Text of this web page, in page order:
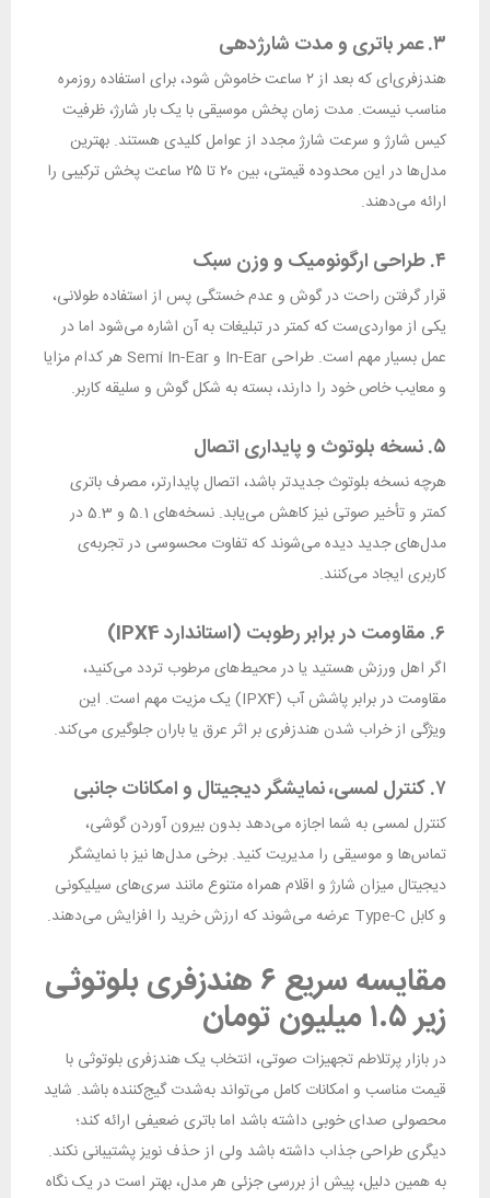
۳. عمر باتری و مدت شارژدهی
هندزفری‌ای که بعد از ۲ ساعت خاموش شود، برای استفاده روزمره
مناسب نیست. مدت زمان پخش موسیقی با یک بار شارژ، ظرفیت
کیس شارژ و سرعت شارژ مجدد از عوامل کلیدی هستند. بهترین
مدل‌ها در این محدوده قیمتی، بین ۲۰ تا ۲۵ ساعت پخش ترکیبی را
ارائه می‌دهند.
۴. طراحی ارگونومیک و وزن سبک
قرار گرفتن راحت در گوش و عدم خستگی پس از استفاده طولانی،
یکی از مواردی‌ست که کمتر در تبلیغات به آن اشاره می‌شود اما در
عمل بسیار مهم است. طراحی In-Ear و Semi In-Ear هر کدام مزایا
و معایب خاص خود را دارند، بسته به شکل گوش و سلیقه کاربر.
۵. نسخه بلوتوث و پایداری اتصال
هرچه نسخه بلوتوث جدیدتر باشد، اتصال پایدارتر، مصرف باتری
کمتر و تأخیر صوتی نیز کاهش می‌یابد. نسخه‌های 5.1 و 5.3 در
مدل‌های جدید دیده می‌شوند که تفاوت محسوسی در تجربه‌ی
کاربری ایجاد می‌کنند.
۶. مقاومت در برابر رطوبت (استاندارد IPX4)
اگر اهل ورزش هستید یا در محیط‌های مرطوب تردد می‌کنید،
مقاومت در برابر پاشش آب (IPX4) یک مزیت مهم است. این
ویژگی از خراب شدن هندزفری بر اثر عرق یا باران جلوگیری می‌کند.
۷. کنترل لمسی، نمایشگر دیجیتال و امکانات جانبی
کنترل لمسی به شما اجازه می‌دهد بدون بیرون آوردن گوشی،
تماس‌ها و موسیقی را مدیریت کنید. برخی مدل‌ها نیز با نمایشگر
دیجیتال میزان شارژ و اقلام همراه متنوع مانند سری‌های سیلیکونی
و کابل Type-C عرضه می‌شوند که ارزش خرید را افزایش می‌دهند.
مقایسه سریع ۶ هندزفری بلوتوثی
زیر ۱.۵ میلیون تومان
در بازار پرتلاطم تجهیزات صوتی، انتخاب یک هندزفری بلوتوثی با
قیمت مناسب و امکانات کامل می‌تواند به‌شدت گیج‌کننده باشد. شاید
محصولی صدای خوبی داشته باشد اما باتری ضعیفی ارائه کند؛
دیگری طراحی جذاب داشته باشد ولی از حذف نویز پشتیبانی نکند.
به همین دلیل، پیش از بررسی جزئی هر مدل، بهتر است در یک نگاه